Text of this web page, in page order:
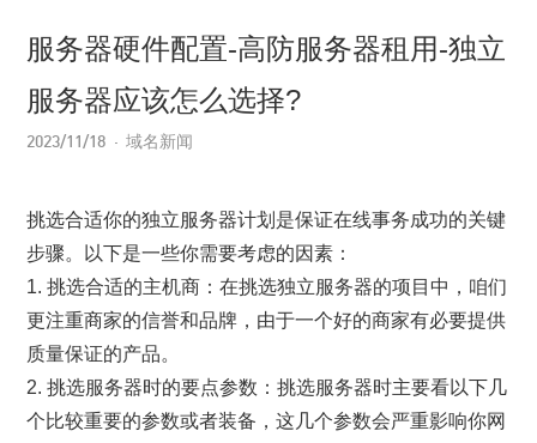
服务器硬件配置-高防服务器租用-独立
服务器应该怎么选择?
2023/11/18 域名新闻
挑选合适你的独立服务器计划是保证在线事务成功的关键
步骤。以下是一些你需要考虑的因素：
1. 挑选合适的主机商：在挑选独立服务器的项目中，咱们
更注重商家的信誉和品牌，由于一个好的商家有必要提供
质量保证的产品。
2. 挑选服务器时的要点参数：挑选服务器时主要看以下几
个比较重要的参数或者装备，这几个参数会严重影响你网